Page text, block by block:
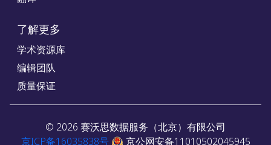
了解更多
学术资源库
编辑团队
质量保证
© 2026 赛沃思数据服务（北京）有限公司
京ICP备16035838号
京公网安备11010502045945